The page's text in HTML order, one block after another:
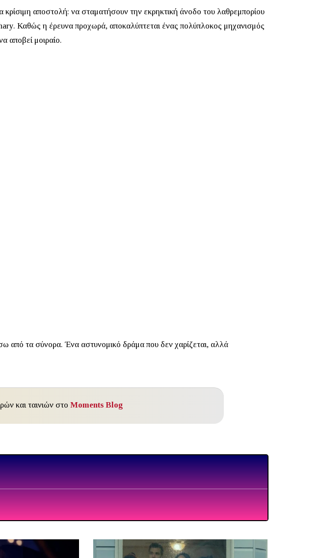
αποστολή: να σταματήσουν την εκρηκτική άνοδο του λαθρεμπορίου
. Καθώς η έρευνα προχωρά, αποκαλύπτεται ένας πολύπλοκος μηχανισμός
αποβεί μοιραίο.
από τα σύνορα. Ένα αστυνομικό δράμα που δεν χαρίζεται, αλλά
και ταινιών στο Moments Blog